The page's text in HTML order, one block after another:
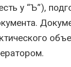
у “Ъ”),
Авг 6, 2026